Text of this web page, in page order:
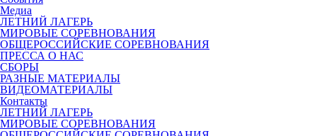
Медиа
ЛЕТНИЙ ЛАГЕРЬ
МИРОВЫЕ СОРЕВНОВАНИЯ
ОБЩЕРОССИЙСКИЕ СОРЕВНОВАНИЯ
ПРЕССА О НАС
СБОРЫ
РАЗНЫЕ МАТЕРИАЛЫ
ВИДЕОМАТЕРИАЛЫ
Контакты
ЛЕТНИЙ ЛАГЕРЬ
МИРОВЫЕ СОРЕВНОВАНИЯ